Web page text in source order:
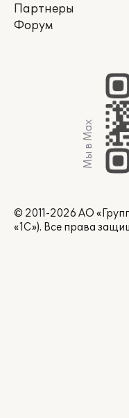
Партнеры
Форум
Мы в Max
© 2011-2026 АО
«1С»). Все права